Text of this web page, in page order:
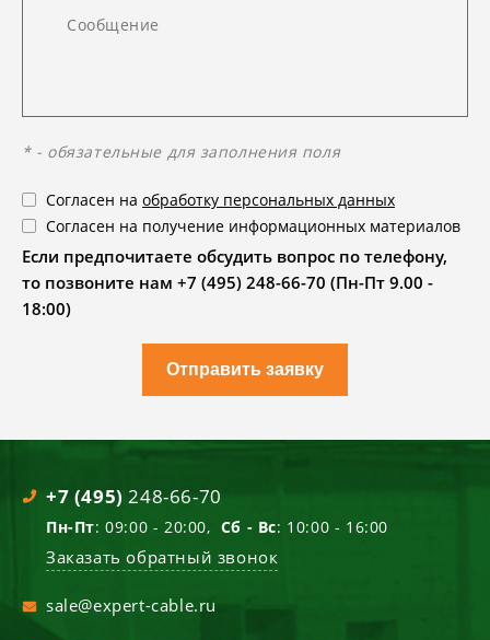
* - обязательные для заполнения поля
Согласен на обработку персональных данных
Согласен на получение информационных материалов
Если предпочитаете обсудить вопрос по телефону,
то позвоните нам +7 (495) 248-66-70 (Пн-Пт 9.00 -
18:00)
Отправить заявку
+7 (495) 248-66-70
Пн-Пт: 09:00 - 20:00, Сб - Вс: 10:00 - 16:00
Заказать обратный звонок
sale@expert-cable.ru